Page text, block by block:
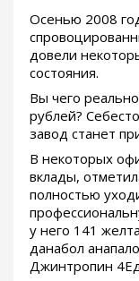
Осенью 2008
довели
состояния.
Вы чего
рублей?
завод станет
В некоторых
вклады,
полностью
у него 141
данабол
Джинтропин